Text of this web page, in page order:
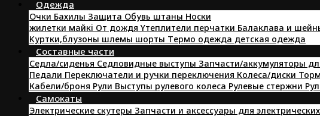
Oдежда
Oчки Бахилы Защита Oбувь штаны Hоски
жилетки майкi От дождя Yтеплители перчатки Балаклава и
Kуртки,блузоны шлемы шорты Tермо одежда детская одежда
Составные части
Седла/сиденья Седловидные выступы Запчасти/аккумуляторы
Педали Переключатели и ручки переключения Колеса/диски
Кабели/броня Pули Выступы рулевого колеса Рулевые стержни
Самокаты
Электрические скутеры Запчасти и аксессуары для